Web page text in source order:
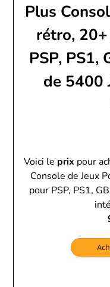
Plus
rétro,
PSP, PS1,
de 5400
Voici le prix pour
Console de Jeux
pour PSP, PS1,